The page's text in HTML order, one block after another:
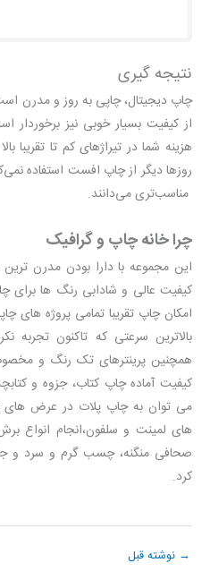
نتیجه گیری
چاپ دیجیتال، چاپی به روز و مدرن
از کیفیت بسیار خوبی نیز
هزینه شما در تیراژهای کم تا
روزها دیگر از چاپ افست استفاده
مناسب‌تری می‌دانند.
چرا خانه چاپ و گرافیک
این مجموعه با دارا بودن مدرن
کیفیت عالی و شادابی رنگ ها برای
امکان چاپ تقریبا تمامی پروژه های
بالاترین سرعتی که تاکنون
همچنین پرینترهای تک رنگ و
کیفیت آماده چاپ کتاب، جزوه و
می توان به چاپ پلات در عرض های
های لمینت و سلفون،انجام انواع
صحافی منگنه، چسب گرم و سرد و
کرد.
→ نوشته قبل